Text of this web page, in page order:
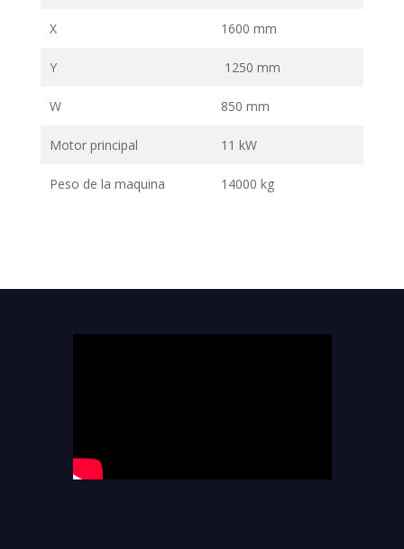
X 1600 mm
Y 1250 mm
W 850 mm
Motor principal 11 kW
Peso de la maquina 14000 kg